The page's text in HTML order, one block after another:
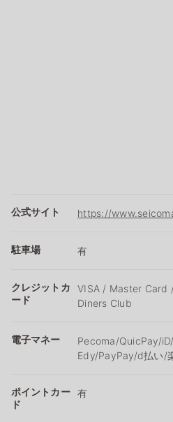
公式サイト https://
駐車場 有
クレジットカ
ード
VISA / Master Card
Diners Club
電子マネー
Pecoma/QuicPay/
Edy/PayPay/d払い/
ポイントカー
ド
有